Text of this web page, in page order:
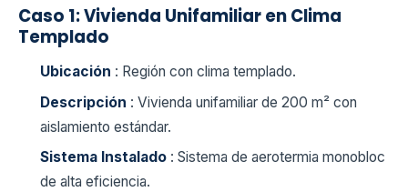
Caso 1: Vivienda Unifamiliar en Clima
Templado
Ubicación : Región con clima templado.
Descripción : Vivienda unifamiliar de 200 m² con
aislamiento estándar.
Sistema Instalado : Sistema de aerotermia monobloc
de alta eficiencia.